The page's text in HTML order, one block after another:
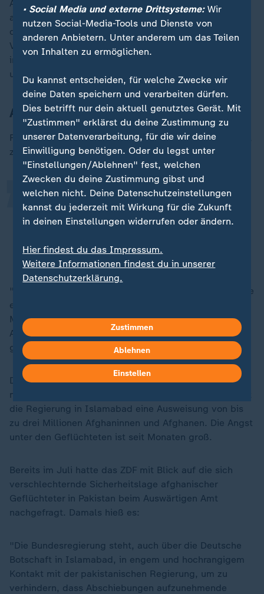
Aufnahmezusage befänden sich bereits auf
afghanischer Seite der Grenze, so Eva Beyer. Die
deutsche Botschaft in Islamabad, der es in der
Vergangenheit gelungen war, bei den Behörden zu
intervenieren, konnte offenbar nichts mehr
unternehmen.
Anwalt spricht von Skandal
Für den Asylrechtsanwalt Mathias Lehnert ein Skandal,
zu dem es nicht hätte kommen müssen.
Die Bundesregierung hat diese
Abschiebungen sehenden Auges in
„
Mathias Lehnert, Asylrechtsanwalt
"Hätte sie sich an ihre Aufnahmezusagen gehalten, wie
es sich für einen Rechtsstaat gehört, wären diese
Menschen jetzt in Sicherheit und müssten nicht in
Afghanistan um ihr Leben fürchten",
gegenüber dem ZDF.
Denn tatsächlich hatte Pakistan seine Abschiebepläne
mehrfach angekündigt. Medienberichten zufolge plant
die Regierung in Islamabad eine Ausweisung von bis
zu drei Millionen Afghaninnen und Afghanen. Die Angst
unter den Geflüchteten ist seit Monaten groß.
Bereits im Juli hatte das ZDF mit Blick auf die sich
verschlechternde Sicherheitslage afghanischer
Geflüchteter in Pakistan beim Auswärtigen Amt
nachgefragt. Damals hieß es:
"Die Bundesregierung steht, auch über die Deutsche
Botschaft in Islamabad, in engem und hochrangigem
Kontakt mit der pakistanischen Regierung, um zu
verhindern, dass Abschiebungen aufzunehmende
• Social Media und externe Drittsysteme:Wir
nutzen Social-Media-Tools und Dienste von
anderen Anbietern. Unter anderem um das Teilen
von Inhalten zu ermöglichen.
Du kannst entscheiden, für welche Zwecke wir
deine Daten speichern und verarbeiten dürfen.
Dies betrifft nur dein aktuell genutztes Gerät. Mit
"Zustimmen" erklärst du deine Zustimmung zu
unserer Datenverarbeitung, für die wir deine
Einwilligung benötigen. Oder du legst unter
"Einstellungen/Ablehnen" fest, welchen
Zwecken du deine Zustimmung gibst und
welchen nicht. Deine Datenschutzeinstellungen
kannst du jederzeit mit Wirkung für die Zukunft
in deinen Einstellungen widerrufen oder ändern.
Hier findest du das Impressum.
Weitere Informationen findest du in unserer
Datenschutzerklärung.
Zustimmen
Ablehnen
Einstellen